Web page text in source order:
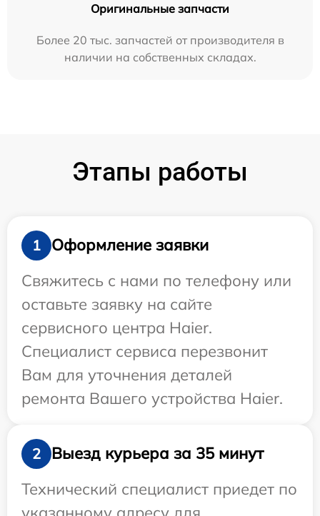
Оригинальные запчасти
Более 20 тыс. запчастей от производителя в
наличии на собственных складах.
Этапы работы
1
Оформление заявки
Свяжитесь с нами по телефону или
оставьте заявку на сайте
сервисного центра Haier.
Специалист сервиса перезвонит
Вам для уточнения деталей
ремонта Вашего устройства Haier.
2
Выезд курьера за 35 минут
Технический специалист приедет по